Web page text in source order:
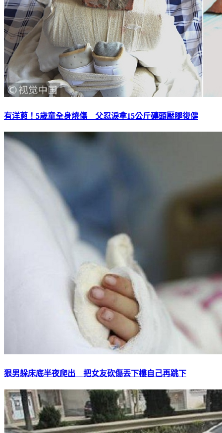
有洋蔥！5歲童全身燒傷 父忍淚拿15公斤磚頭壓腿復健
狠男躲床底半夜爬出 把女友砍傷丟下樓自己再跳下